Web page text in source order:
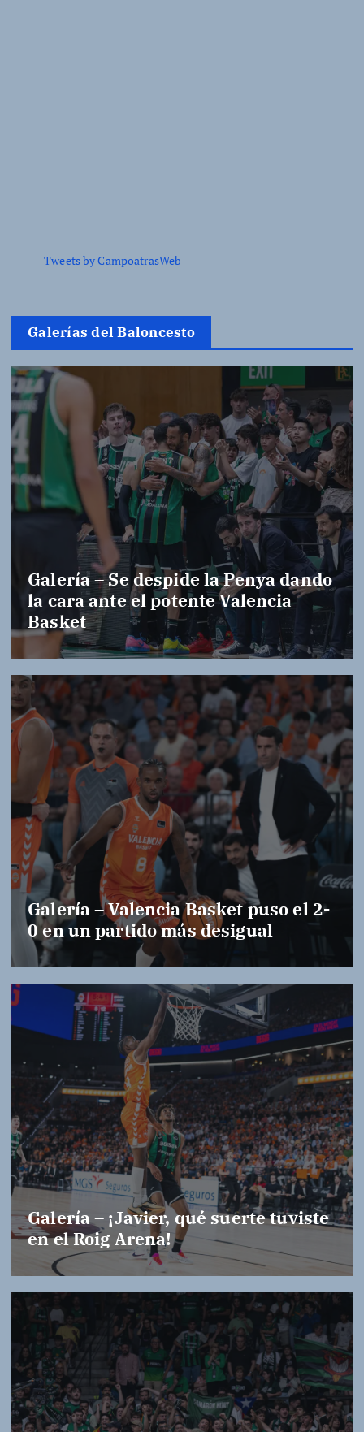
Tweets by CampoatrasWeb
Galerías del Baloncesto
Galería – Se despide la Penya dando
la cara ante el potente Valencia
Basket
Galería – Valencia Basket puso el 2-
0 en un partido más desigual
Galería – ¡Javier, qué suerte tuviste
en el Roig Arena!